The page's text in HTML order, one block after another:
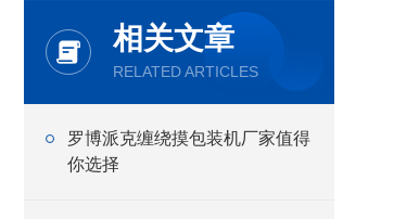
相关文章
RELATED ARTICLES
罗博派克缠绕摸包装机厂家值得
你选择